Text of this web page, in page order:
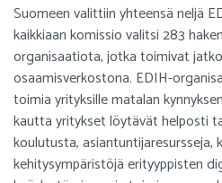
Suomeen valittiin yhteensä neljä
kaikkiaan komissio valitsi 283
organisaatiota, jotka toimivat
osaamisverkostona. EDIH-
toimia yrityksille matalan
kautta yritykset löytävät helposti
koulutusta, asiantuntijaresursseja,
kehitysympäristöjä erityyppisten